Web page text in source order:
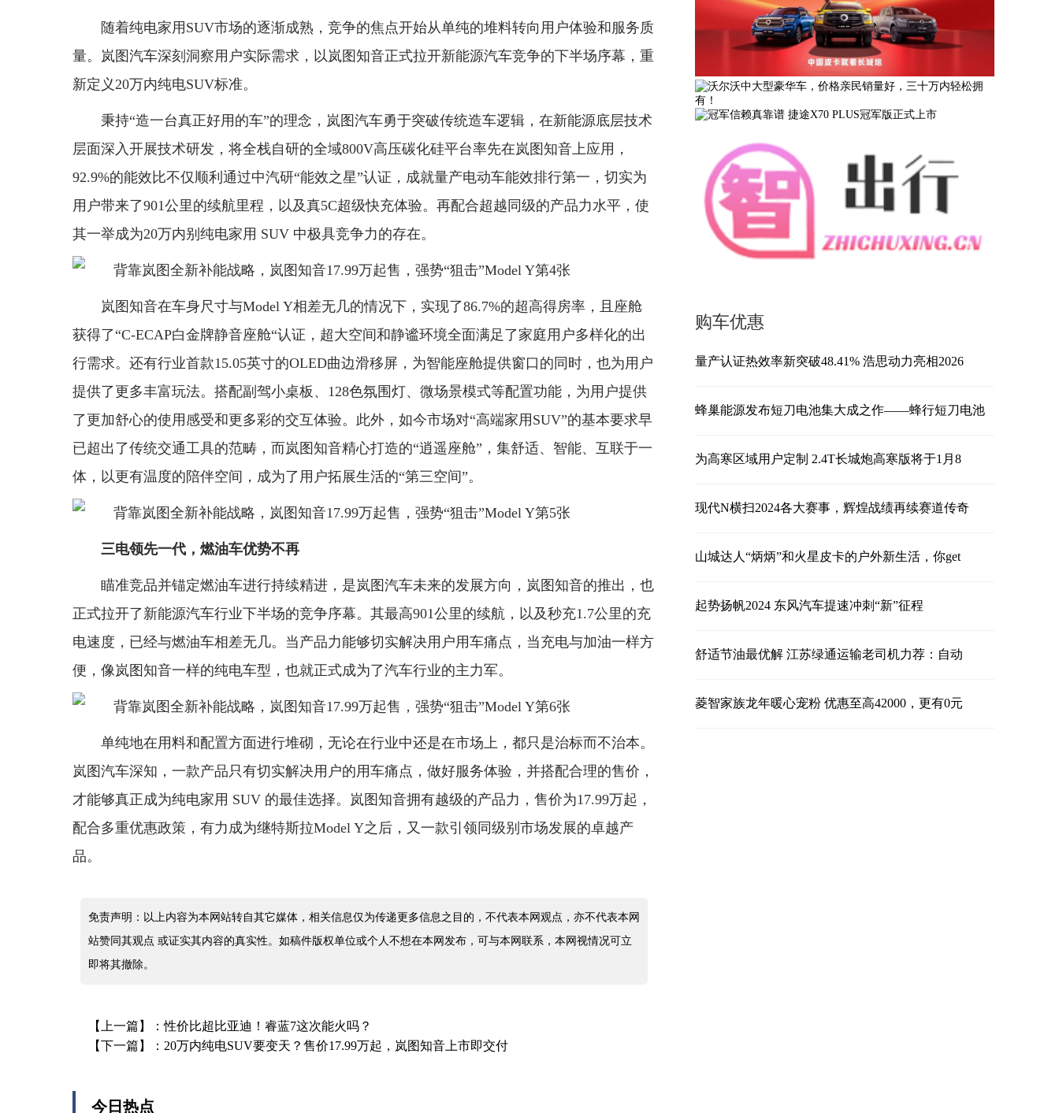
随着纯电家用SUV市场的逐渐成熟，竞争的焦点开始从单纯的堆料转向用户体验和服务质
量。岚图汽车深刻洞察用户实际需求，以岚图知音正式拉开新能源汽车竞争的下半场序幕，重
新定义20万内纯电SUV标准。
秉持“造一台真正好用的车”的理念，岚图汽车勇于突破传统造车逻辑，在新能源底层技术
层面深入开展技术研发，将全栈自研的全域800V高压碳化硅平台率先在岚图知音上应用，
92.9%的能效比不仅顺利通过中汽研“能效之星”认证，成就量产电动车能效排行第一，切实为
用户带来了901公里的续航里程，以及真5C超级快充体验。再配合超越同级的产品力水平，使
其一举成为20万内别纯电家用 SUV 中极具竞争力的存在。
岚图知音在车身尺寸与Model Y相差无几的情况下，实现了86.7%的超高得房率，且座舱
获得了“C-ECAP白金牌静音座舱“认证，超大空间和静谧环境全面满足了家庭用户多样化的出
行需求。还有行业首款15.05英寸的OLED曲边滑移屏，为智能座舱提供窗口的同时，也为用户
提供了更多丰富玩法。搭配副驾小桌板、128色氛围灯、微场景模式等配置功能，为用户提供
了更加舒心的使用感受和更多彩的交互体验。此外，如今市场对“高端家用SUV”的基本要求早
已超出了传统交通工具的范畴，而岚图知音精心打造的“逍遥座舱”，集舒适、智能、互联于一
体，以更有温度的陪伴空间，成为了用户拓展生活的“第三空间”。
三电领先一代，燃油车优势不再
瞄准竞品并锚定燃油车进行持续精进，是岚图汽车未来的发展方向，岚图知音的推出，也
正式拉开了新能源汽车行业下半场的竞争序幕。其最高901公里的续航，以及秒充1.7公里的充
电速度，已经与燃油车相差无几。当产品力能够切实解决用户用车痛点，当充电与加油一样方
便，像岚图知音一样的纯电车型，也就正式成为了汽车行业的主力军。
单纯地在用料和配置方面进行堆砌，无论在行业中还是在市场上，都只是治标而不治本。
岚图汽车深知，一款产品只有切实解决用户的用车痛点，做好服务体验，并搭配合理的售价，
才能够真正成为纯电家用 SUV 的最佳选择。岚图知音拥有越级的产品力，售价为17.99万起，
配合多重优惠政策，有力成为继特斯拉Model Y之后，又一款引领同级别市场发展的卓越产
品。
免责声明：以上内容为本网站转自其它媒体，相关信息仅为传递更多信息之目的，不代表本网观点，亦不代表本网
站赞同其观点 或证实其内容的真实性。如稿件版权单位或个人不想在本网发布，可与本网联系，本网视情况可立
即将其撤除。
【上一篇】：性价比超比亚迪！睿蓝7这次能火吗？
【下一篇】： 20万内纯电SUV要变天？售价17.99万起，岚图知音上市即交付
今日热点
购车优惠
量产认证热效率新突破48.41% 浩思动力亮相2026
蜂巢能源发布短刀电池集大成之作——蜂行短刀电池
为高寒区域用户定制 2.4T长城炮高寒版将于1月8
现代N横扫2024各大赛事，辉煌战绩再续赛道传奇
山城达人“炳炳”和火星皮卡的户外新生活，你get
起势扬帆2024 东风汽车提速冲刺“新”征程
舒适节油最优解 江苏绿通运输老司机力荐：自动
菱智家族龙年暖心宠粉 优惠至高42000，更有0元